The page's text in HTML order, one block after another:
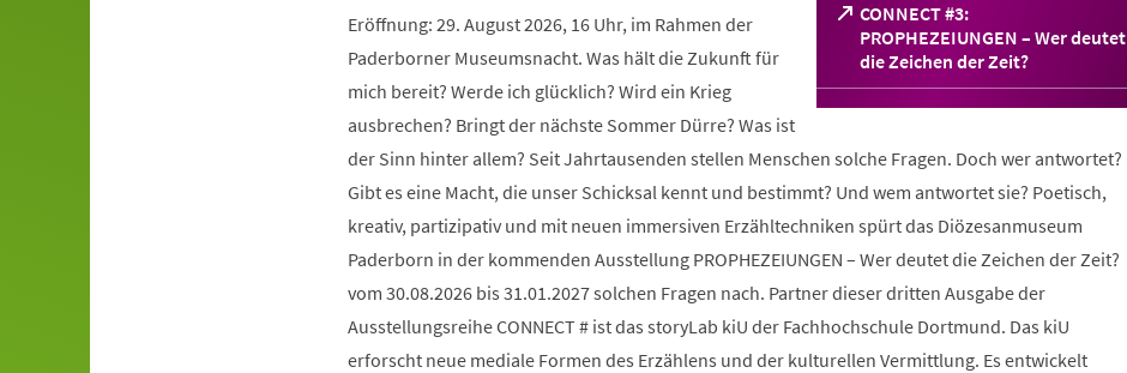
CONNECT #3:
PROPHEZEIUNGEN – Wer deutet
die Zeichen der Zeit?
(Öffnet
in
einem
Tab)
Eröffnung: 29. August 2026, 16 Uhr, im Rahmen der
Paderborner Museumsnacht. Was hält die Zukunft für
mich bereit? Werde ich glücklich? Wird ein Krieg
ausbrechen? Bringt der nächste Sommer Dürre? Was ist
der Sinn hinter allem? Seit Jahrtausenden stellen Menschen solche Fragen. Doch wer antwortet?
Gibt es eine Macht, die unser Schicksal kennt und bestimmt? Und wem antwortet sie? Poetisch,
kreativ, partizipativ und mit neuen immersiven Erzähltechniken spürt das Diözesanmuseum
Paderborn in der kommenden Ausstellung PROPHEZEIUNGEN – Wer deutet die Zeichen der Zeit?
vom 30.08.2026 bis 31.01.2027 solchen Fragen nach. Partner dieser dritten Ausgabe der
Ausstellungsreihe CONNECT # ist das storyLab kiU der Fachhochschule Dortmund. Das kiU
erforscht neue mediale Formen des Erzählens und der kulturellen Vermittlung. Es entwickelt